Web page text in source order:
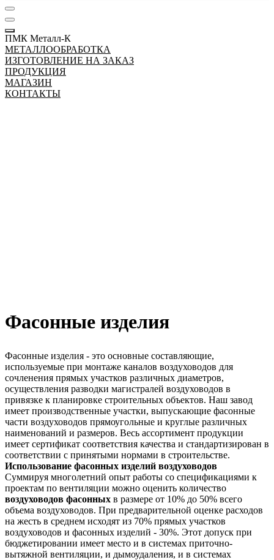
ПМК Металл-К
МЕТАЛЛООБРАБОТКА
ИЗГОТОВЛЕНИЕ НА ЗАКАЗ
ПРОДУКЦИЯ
МАГАЗИН
КОНТАКТЫ
Фасонные изделия
Фасонные изделия - это основные составляющие,
используемые при монтаже каналов воздуховодов для
сочленения прямых участков различных диаметров,
осуществления разводки магистралей воздуховодов в
привязке к планировке строительных объектов. Наш завод
имеет производственные участки, выпускающие фасонные
части воздуховодов прямоугольные и круглые различных
наименований и размеров. Весь ассортимент продукции
имеет сертификат соответствия качества и стандартизирован в
соответствии с принятыми нормами в строительстве.
Использование фасонных изделий воздуховодов
Суммируя многолетний опыт работы со спецификациями к
проектам по вентиляции можно оценить количество
воздуховодов фасонных в размере от 10% до 50% всего
объема воздуховодов. При предварительной оценке расходов
на жесть в среднем исходят из 70% прямых участков
воздуховодов и фасонных изделий - 30%. Этот допуск при
бюджетировании имеет место и в системах приточно-
вытяжной вентиляции, и дымоудаления, и в системах